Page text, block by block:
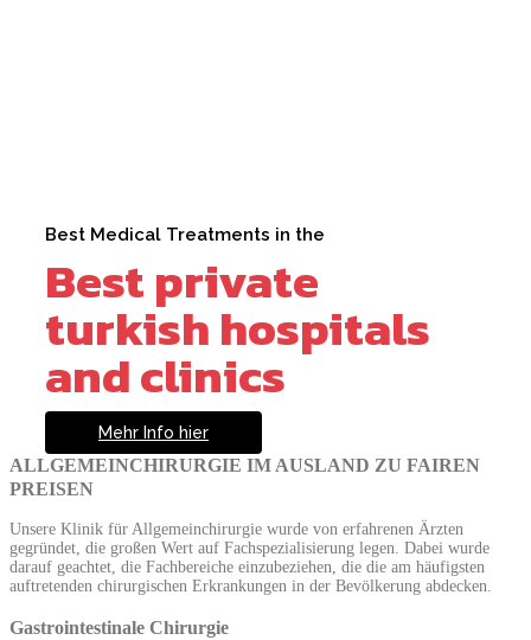
Best Medical Treatments in the
Best private
turkish hospitals
and clinics
Mehr Info hier
ALLGEMEINCHIRURGIE IM AUSLAND ZU FAIREN
PREISEN
Unsere Klinik für Allgemeinchirurgie wurde von erfahrenen Ärzten
gegründet, die großen Wert auf Fachspezialisierung legen. Dabei wurde
darauf geachtet, die Fachbereiche einzubeziehen, die die am häufigsten
auftretenden chirurgischen Erkrankungen in der Bevölkerung abdecken.
Gastrointestinale Chirurgie